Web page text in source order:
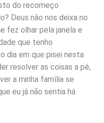
do recomeço
Deus não nos deixa no
fez olhar pela janela e
que tenho
dia em que pisei nesta
resolver as coisas a pé,
a minha família se
eu já não sentia há